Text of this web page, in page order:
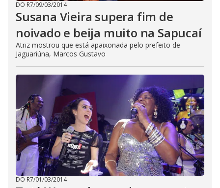
DO R7/09/03/2014
Susana Vieira supera fim de
noivado e beija muito na Sapucaí
Atriz mostrou que está apaixonada pelo prefeito de
Jaguariúna, Marcos Gustavo
DO R7/01/03/2014